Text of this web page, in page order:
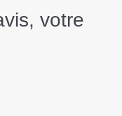
votre